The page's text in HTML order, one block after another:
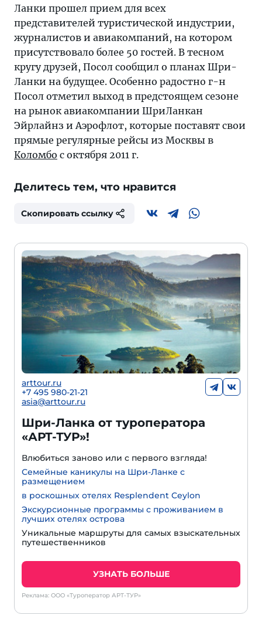
Ланки прошел прием для всех
представителей туристической индустрии,
журналистов и авиакомпаний, на котором
присутствовало более 50 гостей. В тесном
кругу друзей, Посол сообщил о планах Шри-
Ланки на будущее. Особенно радостно г-н
Посол отметил выход в предстоящем сезоне
на рынок авиакомпании ШриЛанкан
Эйрлайнз и Аэрофлот, которые поставят свои
прямые регулярные рейсы из Москвы в
Коломбо с октября 2011 г.
Делитесь тем, что нравится
Скопировать ссылку
arttour.ru
+7 495 980-21-21
asia@arttour.ru
Шри-Ланка от туроператора
«АРТ-ТУР»!
Влюбиться заново или с первого взгляда!
Семейные каникулы на Шри-Ланке с
размещением
в роскошных отелях Resplendent Ceylon
Экскурсионные программы с проживанием в
лучших отелях острова
Уникальные маршруты для самых взыскательных
путешественников
УЗНАТЬ БОЛЬШЕ
Реклама: ООО «Туроператор АРТ-ТУР»